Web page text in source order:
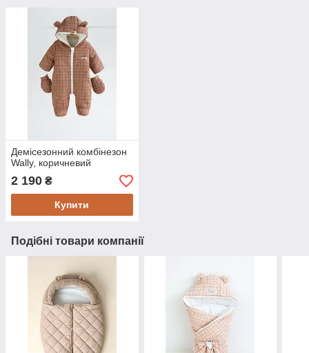
Демісезонний комбінезон
Wally, коричневий
2 190 ₴
Купити
Подібні товари компанії